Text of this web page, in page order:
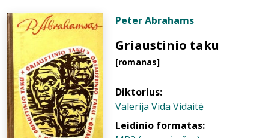
Peter Abrahams
Griaustinio taku
[romanas]
Diktorius:
Valerija Vida Vidaitė
Leidinio formatas: